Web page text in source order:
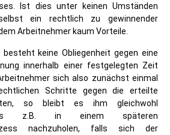
Ist dies unter keinen Umständen
ein rechtlich zu gewinnender
Arbeitnehmer kaum Vorteile.
besteht keine Obliegenheit gegen eine
innerhalb einer festgelegten Zeit
sich also zunächst einmal
Schritte gegen die erteilte
so bleibt es ihm gleichwohl
z.B. in einem späteren
nachzuholen, falls sich der